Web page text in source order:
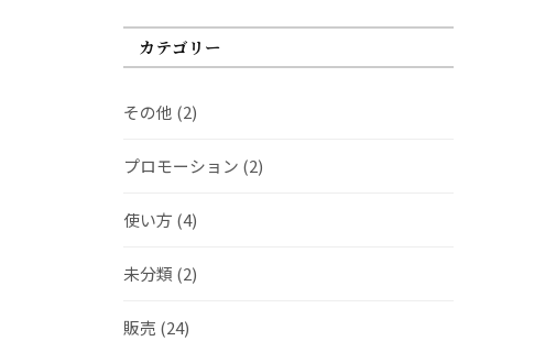
カテゴリー
その他 (2)
プロモーション (2)
使い方 (4)
未分類 (2)
販売 (24)